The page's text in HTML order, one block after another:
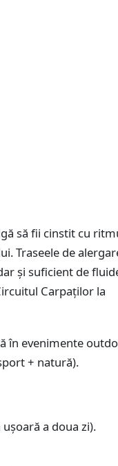
să fii cinstit cu
Traseele de
și suficient de
Carpaților la
în evenimente
+ natură).
a doua zi).